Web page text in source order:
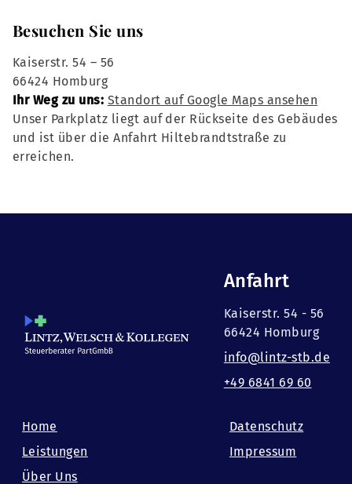
Besuchen Sie uns
Kaiserstr. 54 – 56
66424 Homburg
Ihr Weg zu uns: Standort auf Google Maps ansehen
Unser Parkplatz liegt auf der Rückseite des Gebäudes
und ist über die Anfahrt Hiltebrandtstraße zu
erreichen.
Anfahrt
Kaiserstr. 54 - 56
66424 Homburg
info@lintz-stb.de
+49 6841 69 60
Home
Leistungen
Über Uns
Datenschutz
Impressum